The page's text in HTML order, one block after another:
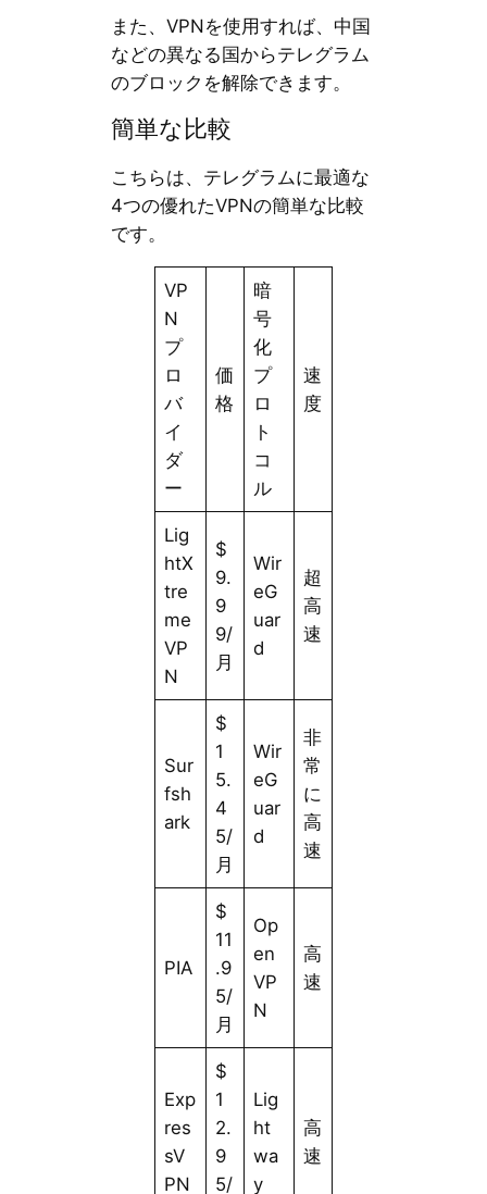
また、VPNを使用すれば、中国
などの異なる国からテレグラム
のブロックを解除できます。
簡単な比較
こちらは、テレグラムに最適な
4つの優れたVPNの簡単な比較
です。
VP
N
プ
ロ
バ
イ
ダ
ー
価
格
暗
号
化
プ
ロ
ト
コ
ル
速
度
Lig
htX
tre
me
VP
N
$
9.
9
9/
月
Wir
eG
uar
d
超
高
速
Sur
fsh
ark
$
1
5.
4
5/
月
Wir
eG
uar
d
非
常
に
高
速
PIA
$
11
.9
5/
月
Op
en
VP
N
高
速
Exp
res
sV
PN
$
1
2.
9
5/
Lig
ht
wa
y
高
速